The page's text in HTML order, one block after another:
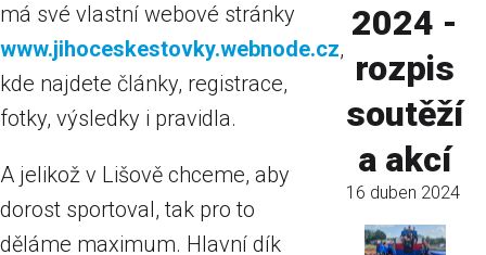
má své vlastní webové stránky
www.jihoceskestovky.webnode.cz,
kde najdete články, registrace,
fotky, výsledky i pravidla.
A jelikož v Lišově chceme, aby
dorost sportoval, tak pro to
děláme maximum. Hlavní dík
2024 -
rozpis
soutěží
a akcí
16 duben 2024